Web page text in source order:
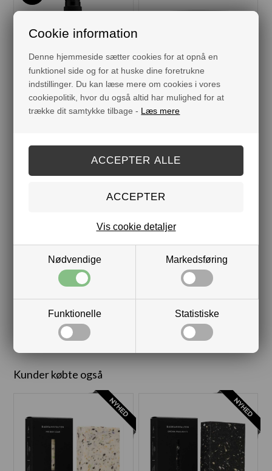
Cookie information
Denne hjemmeside sætter cookies for at opnå en
funktionel side og for at huske dine foretrukne
indstillinger. Du kan læse mere om cookies i vores
cookiepolitik, hvor du også altid har mulighed for at
trække dit samtykke tilbage - Læs mere
Nødvendige Markedsføring
Funktionelle Statistiske
Vis cookie detaljer
ANSIGTSOLIE - E-VITAMIN
ANSIGTSSKRUB -
GRAPE
DKK 49,00
(STIMULERENDE)
DKK 49,00
Kunder købte også